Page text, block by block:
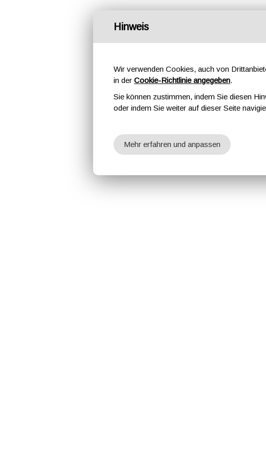
Hinweis
Wir verwenden Cookies, auch von
in der Cookie-Richtlinie angegeben.
Sie können zustimmen, indem Sie diesen
oder indem Sie weiter auf dieser Seite
Mehr erfahren und anpassen